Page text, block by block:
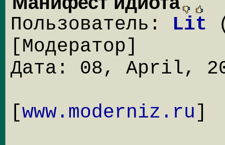
Пользователь: Lit
[Модератор]
Дата: 08, April,
[www.moderniz.ru]